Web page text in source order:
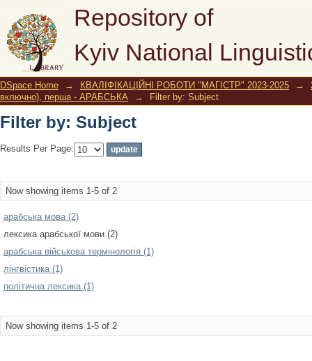
Repository of
Kyiv National
Filter by: Subject
DSpace Home → КВАЛІФІКАЦІЙНІ РОБОТИ "МАГІСТР" 2023-2025 →
включно), перша - АРАБСЬКА
→ Filter by: Subject
Filter by: Subject
Results Per Page:
Now showing items 1-5 of 2
арабська мова (2)
лексика арабської мови (2)
арабська військова термінологія (1)
лінгвістика (1)
політична лексика (1)
Now showing items 1-5 of 2